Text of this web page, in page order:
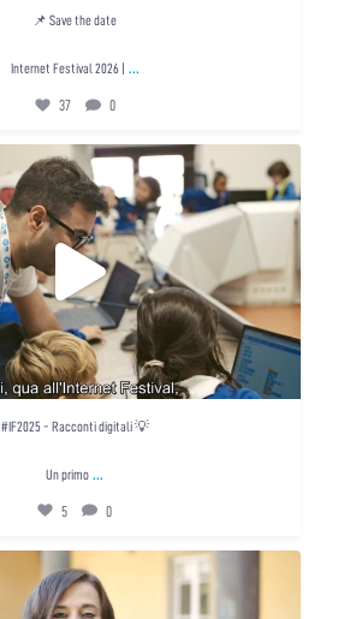
📌 Save the date
Internet Festival 2026 | ...
37 0
#IF2025 - Racconti digitali 💡
Un primo...
5 0
#IF2025 - Racconti digitali 💡
Un primo ...
5 0
#IF2025 - Racconti digitali 💡
La macchina ...